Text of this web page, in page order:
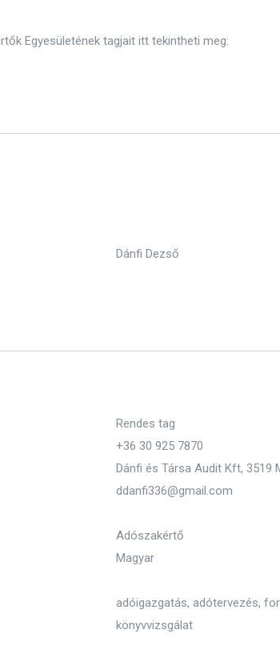
Egyesületének tagjait itt tekintheti meg:
Dánfi Dezső
Rendes tag
+36 30 925 7870
Dánfi és Társa Audit Kft, 3519
ddanfi336@gmail.com
Adószakértő
Magyar
adóigazgatás, adótervezés,
könyvvizsgálat